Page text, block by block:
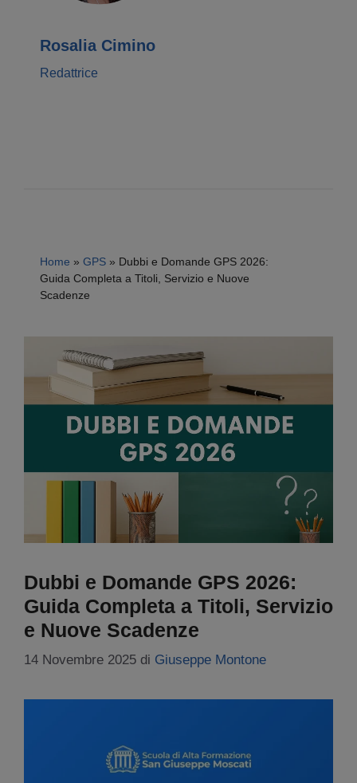
Rosalia Cimino
Redattrice
Home » GPS » Dubbi e Domande GPS 2026:
Guida Completa a Titoli, Servizio e Nuove
Scadenze
Dubbi e Domande GPS 2026:
Guida Completa a Titoli, Servizio
e Nuove Scadenze
14 Novembre 2025 di Giuseppe Montone